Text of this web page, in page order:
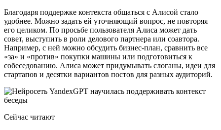
Благодаря поддержке контекста общаться с Алисой стало
удобнее. Можно задать ей уточняющий вопрос, не повторяя
его целиком. По просьбе пользователя Алиса может дать
совет, выступить в роли делового партнера или соавтора.
Например, с ней можно обсудить бизнес-план, сравнить все
«за» и «против» покупки машины или подготовиться к
собеседованию. Алиса может придумывать слоганы, идеи для
стартапов и десятки вариантов постов для разных аудиторий.
Сейчас читают